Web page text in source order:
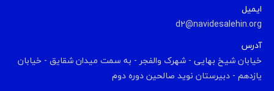
ایمیل
d2@navidesalehin.org
آدرس
خیابان شیخ بهایی - شهرک والفجر - به سمت میدان شقایق - خیابان
یازدهم - دبیرستان نوید صالحین دوره دوم